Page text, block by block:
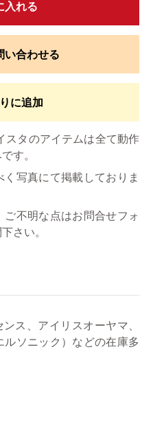
入れる
い合わせる
に追加
スタのアイテムは全て動作
す。
写真にて掲載しておりま
不明な点はお問合せフォ
さい。
ス、アイリスオーヤマ、
ソニック）などの在庫多